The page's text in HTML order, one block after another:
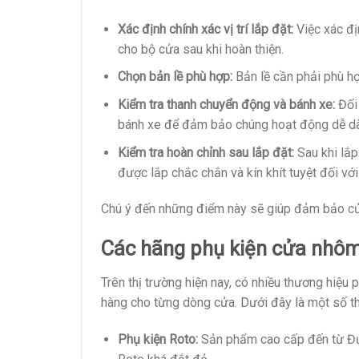
Xác định chính xác vị trí lắp đặt:Việc xác
cho bộ cửa sau khi hoàn thiện.
Chọn bản lề phù hợp:Bản lề cần phải phù
Kiểm tra thanh chuyển động và bánh xe:Đối
bánh xe để đảm bảo chúng hoạt động dễ
Kiểm tra hoàn chỉnh sau lắp đặt:Sau khi
được lắp chắc chắn và kín khít tuyệt đối
Chú ý đến những điểm này sẽ giúp đảm bảo
Các hãng phụ kiện cửa
Trên thị trường hiện nay, có nhiều thương hiệu
hàng cho từng dòng cửa. Dưới đây là một số
Phụ kiện Roto:Sản phẩm cao cấp đến từ